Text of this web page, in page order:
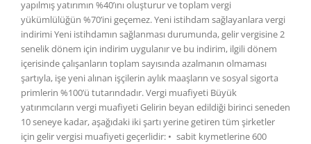
yapılmış yatırımın %40’ını oluşturur ve toplam vergi
yükümlülüğün %70’ini geçemez. Yeni istihdam sağlayanlara vergi
indirimi Yeni istihdamın sağlanması durumunda, gelir vergisine 2
senelik dönem için indirim uygulanır ve bu indirim, ilgili dönem
içerisinde çalışanların toplam sayısında azalmanın olmaması
şartıyla, işe yeni alınan işçilerin aylık maaşların ve sosyal sigorta
primlerin %100’ü tutarındadır. Vergi muafiyeti Büyük
yatırımcıların vergi muafiyeti Gelirin beyan edildiği birinci seneden
10 seneye kadar, aşağıdaki iki şartı yerine getiren tüm şirketler
için gelir vergisi muafiyeti geçerlidir: • sabit kıymetlerine 600